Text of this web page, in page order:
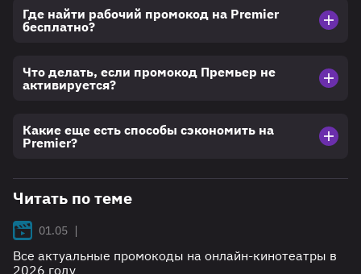
Где найти рабочий промокод на Premier
бесплатно?
Что делать, если промокод Премьер не
активируется?
Какие еще есть способы сэкономить на
Premier?
Читать по теме
01.05 |
Все актуальные промокоды на онлайн-кинотеатры в
2026 году